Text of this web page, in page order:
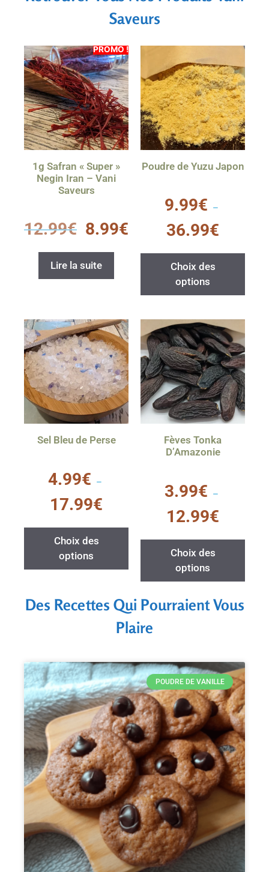
Saveurs
PROMO !
1g Safran « Super »
Negin Iran – Vani
Saveurs
s
u
5
12.99€ 8.99€
Lire la suite
Poudre de Yuzu Japon
s
u
5
9.99€ –
36.99€
Choix des
options
Sel Bleu de Perse
s
u
5
4.99€ –
17.99€
Choix des
options
Fèves Tonka
D’Amazonie
s
u
5
3.99€ –
12.99€
Choix des
options
Des Recettes Qui Pourraient Vous
Plaire
POUDRE DE VANILLE